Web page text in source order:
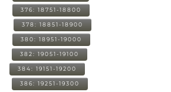
376: 18751-18800
378: 18851-18900
380: 18951-19000
382: 19051-19100
384: 19151-19200
386: 19251-19300